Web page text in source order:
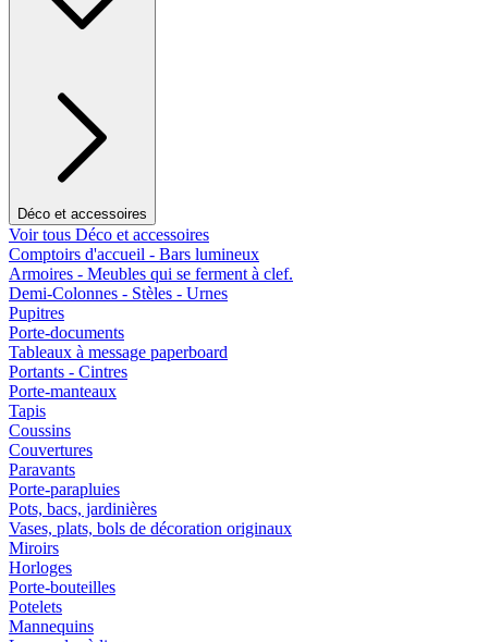
Déco et accessoires
Voir tous Déco et accessoires
Comptoirs d'accueil - Bars lumineux
Armoires - Meubles qui se ferment à clef.
Demi-Colonnes - Stèles - Urnes
Pupitres
Porte-documents
Tableaux à message paperboard
Portants - Cintres
Porte-manteaux
Tapis
Coussins
Couvertures
Paravants
Porte-parapluies
Pots, bacs, jardinières
Vases, plats, bols de décoration originaux
Miroirs
Horloges
Porte-bouteilles
Potelets
Mannequins